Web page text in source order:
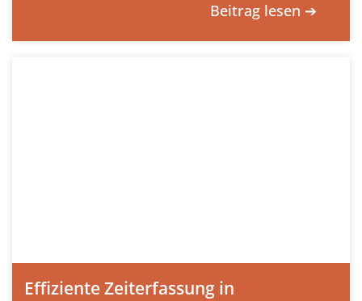
Beitrag lesen ➔
Effiziente Zeiterfassung in